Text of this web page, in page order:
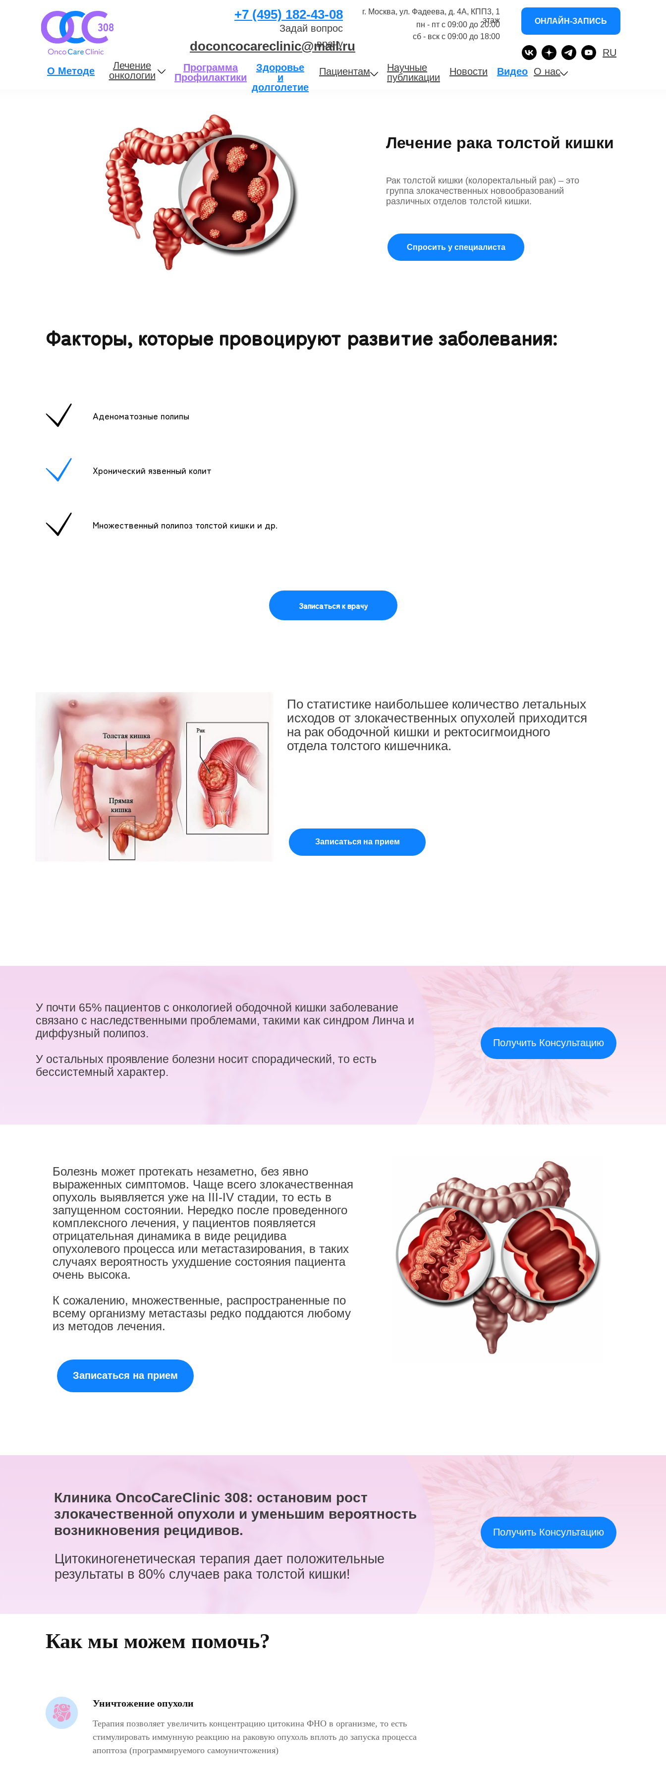
г. Москва, ул. Фадеева, д. 4А, КПП3, 1
этаж
ОНЛАЙН-ЗАПИСЬ
пн - пт с 09:00 до 20:00
сб - вск с 09:00 до 18:00
О нас
Пациентам
Здоровье
и
долголетие
Программа
Профилактики
О Методе
Научные
публикации
Новости Видео
Лечение
онкологии
RU
Задай вопрос
врачу
+7 (495) 182-43-08
doconcocareclinic@mail.ru
Лечение рака толстой кишки
Рак толстой кишки (колоректальный рак) – это
группа злокачественных новообразований
различных отделов толстой кишки.
Спросить у специалиста
Факторы, которые провоцируют развитие заболевания:
Аденоматозные полипы
Хронический язвенный колит
Множественный полипоз толстой кишки и др.
Записаться к врачу
Записаться на прием
По статистике наибольшее количество летальных
исходов от злокачественных опухолей приходится
на рак ободочной кишки и ректосигмоидного
отдела толстого кишечника.
У почти 65% пациентов с онкологией ободочной кишки заболевание
связано с наследственными проблемами, такими как синдром Линча и
диффузный полипоз.
У остальных проявление болезни носит спорадический, то есть
бессистемный характер.
Получить Консультацию
Записаться на прием
Болезнь может протекать незаметно, без явно
выраженных симптомов. Чаще всего злокачественная
опухоль выявляется уже на III-IV стадии, то есть в
запущенном состоянии. Нередко после проведенного
комплексного лечения, у пациентов появляется
отрицательная динамика в виде рецидива
опухолевого процесса или метастазирования, в таких
случаях вероятность ухудшение состояния пациента
очень высока.
К сожалению, множественные, распространенные по
всему организму метастазы редко поддаются любому
из методов лечения.
Цитокиногенетическая терапия дает положительные
результаты в 80% случаев рака толстой кишки!
Получить Консультацию
Клиника OncoCareClinic 308: остановим рост
злокачественной опухоли и уменьшим вероятность
возникновения рецидивов.
Как мы можем помочь?
Уничтожение опухоли
Терапия позволяет увеличить концентрацию цитокина ФНО в организме, то есть
стимулировать иммунную реакцию на раковую опухоль вплоть до запуска процесса
апоптоза (программируемого самоуничтожения)